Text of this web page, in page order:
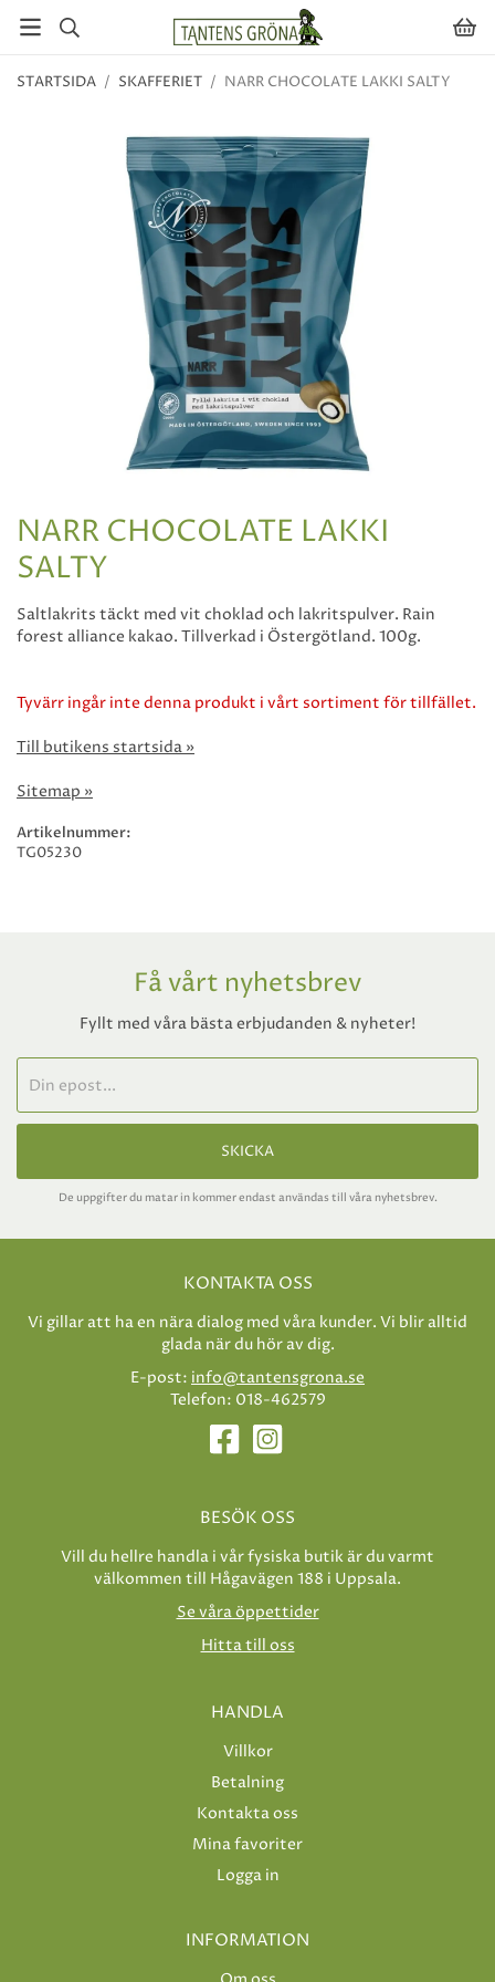
STARTSIDA / SKAFFERIET / NARR CHOCOLATE LAKKI SALTY
NARR CHOCOLATE LAKKI
SALTY
Saltlakrits täckt med vit choklad och lakritspulver. Rain
forest alliance kakao. Tillverkad i Östergötland. 100g.
Tyvärr ingår inte denna produkt i vårt sortiment för tillfället.
Till butikens startsida »
Sitemap »
Artikelnummer:
TG05230
Få vårt nyhetsbrev
Fyllt med våra bästa erbjudanden & nyheter!
SKICKA
De uppgifter du matar in kommer endast användas till våra nyhetsbrev.
KONTAKTA OSS
Vi gillar att ha en nära dialog med våra kunder. Vi blir alltid
glada när du hör av dig.
E-post: info@tantensgrona.se
Telefon: 018-462579
BESÖK OSS
Vill du hellre handla i vår fysiska butik är du varmt
välkommen till Hågavägen 188 i Uppsala.
Se våra öppettider
Hitta till oss
HANDLA
Villkor
Betalning
Kontakta oss
Mina favoriter
Logga in
INFORMATION